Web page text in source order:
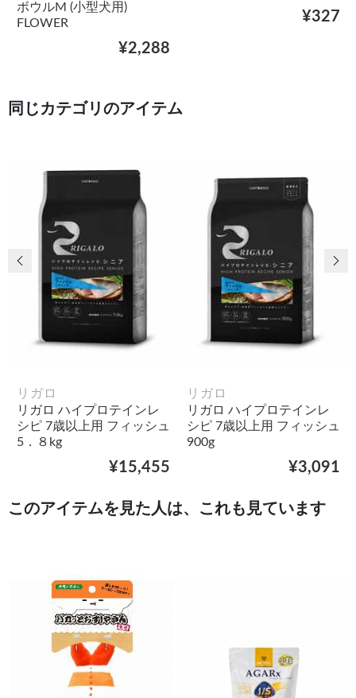
ボウルM (小型犬用)
FLOWER
¥2,288
¥327
同じカテゴリのアイテム
リガロ
リガロ ハイプロテインレ
シピ 7歳以上用 フィッシュ
5．８kg
¥15,455
リガロ
リガロ ハイプロテインレ
シピ 7歳以上用 フィッシュ
900g
¥3,091
前の画像 次
このアイテムを見た人は、これも見ています